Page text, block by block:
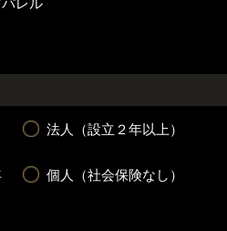
レル
法人（設立２年以上）
個人（社会保険なし）